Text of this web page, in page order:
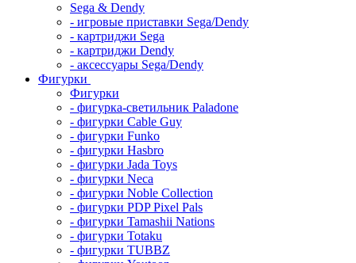
Sega & Dendy
- игровые приставки Sega/Dendy
- картриджи Sega
- картриджи Dendy
- аксессуары Sega/Dendy
Фигурки
Фигурки
- фигурка-светильник Paladone
- фигурки Cable Guy
- фигурки Funko
- фигурки Hasbro
- фигурки Jada Toys
- фигурки Neca
- фигурки Noble Collection
- фигурки PDP Pixel Pals
- фигурки Tamashii Nations
- фигурки Totaku
- фигурки TUBBZ